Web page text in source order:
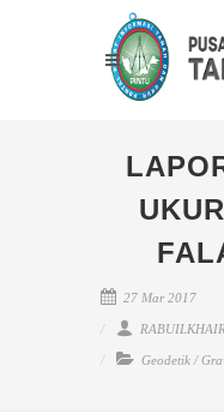
27 Mar 2017
Geodetik /